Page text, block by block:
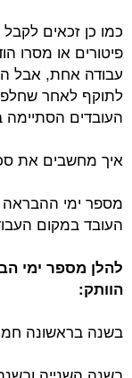
כמו כן זכאים
פיטורים או מסרו
עבודה אחת, אבל
לתוקף לאחר
העובדים
איך מחשבים את
מספר ימי
העובד במקום
להלן מספר ימי
הוותק:
בשנה בראשונה